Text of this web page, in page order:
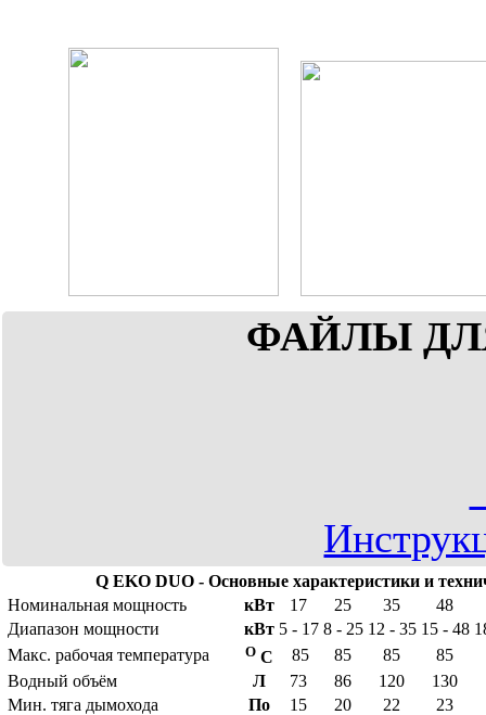
ФАЙЛЫ
Q EKO DUO - Основные характеристики и
Номинальная мощность
кВт 17 25 35
48
Диапазон мощности
кВт 5 - 17 8 - 25 12 - 35 15 - 48
Макс. рабочая температура
О С 85 85 85
85
Водный объём
Л 73 86 120 130
Мин. тяга дымохода
По 15 20 22
23